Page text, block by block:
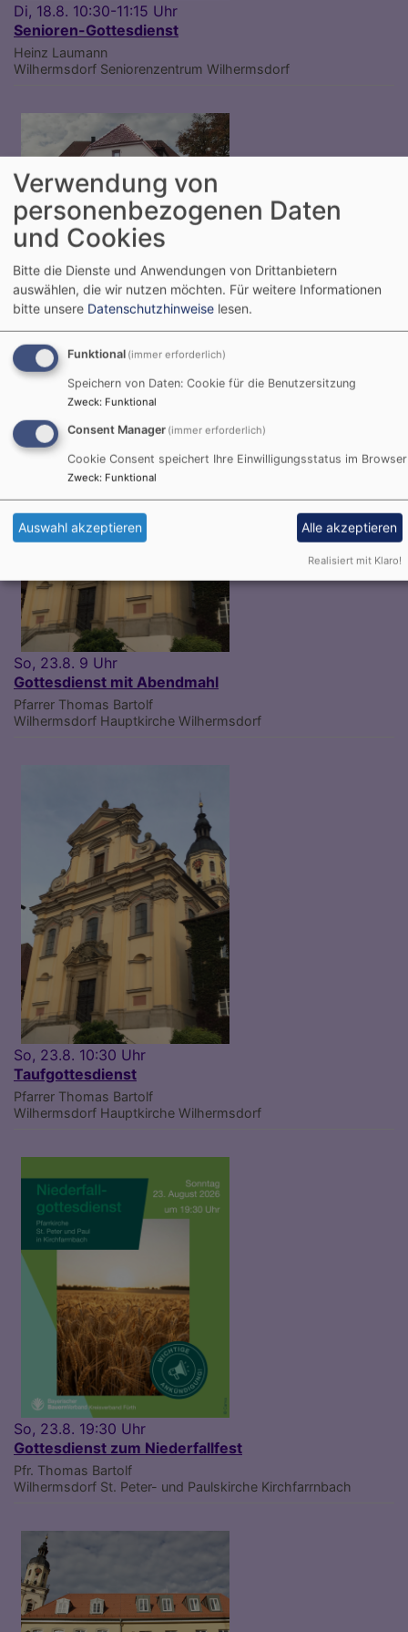
Di, 18.8. 10:30-11:15 Uhr
Senioren-Gottesdienst
Heinz Laumann
Wilhermsdorf Seniorenzentrum Wilhermsdorf
Sa, 22.8. 11 Uhr - So, 23.8. 19 Uhr
Vorbereiten Niederfallgottesdienst
Wilhermsdorf Pfarrscheune Kirchfarrnbach
So, 23.8. 9 Uhr
Gottesdienst mit Abendmahl
Pfarrer Thomas Bartolf
Wilhermsdorf Hauptkirche Wilhermsdorf
So, 23.8. 10:30 Uhr
Taufgottesdienst
Pfarrer Thomas Bartolf
Wilhermsdorf Hauptkirche Wilhermsdorf
So, 23.8. 19:30 Uhr
Gottesdienst zum Niederfallfest
Pfr. Thomas Bartolf
Wilhermsdorf St. Peter- und Paulskirche Kirchfarrnbach
Verwendung von
personenbezogenen Daten
und Cookies
Bitte die Dienste und Anwendungen von Drittanbietern
auswählen, die wir nutzen möchten. Für weitere Informationen
bitte unsere Datenschutzhinweise lesen.
Funktional (immer erforderlich)
Speichern von Daten: Cookie für die Benutzersitzung
Zweck: Funktional
Consent Manager (immer erforderlich)
Cookie Consent speichert Ihre Einwilligungsstatus im Browser
Zweck: Funktional
Auswahl akzeptieren Alle akzeptieren
Realisiert mit Klaro!